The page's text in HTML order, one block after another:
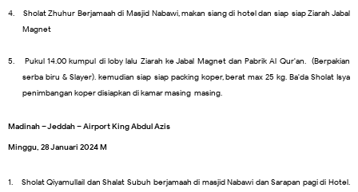
4.
Sholat Zhuhur Berjamaah di Masjid Nabawi, makan siang di hotel dan siap-siap Ziarah Jabal
Magnet
5.
Pukul 14.00 kumpul di loby lalu Ziarah ke Jabal Magnet dan Pabrik Al-Qur'an. (Berpakian
serba biru & Slayer). kemudian siap-siap packing koper, berat max 25 kg. Ba'da Sholat Isya
penimbangan koper disiapkan di kamar masing-masing.
Madinah – Jeddah – Airport King Abdul Azis
Minggu, 28 Januari 2024M
1.
Sholat Qiyamullail dan Shalat Subuh berjamaah di masjid Nabawi dan Sarapan pagi di Hotel.